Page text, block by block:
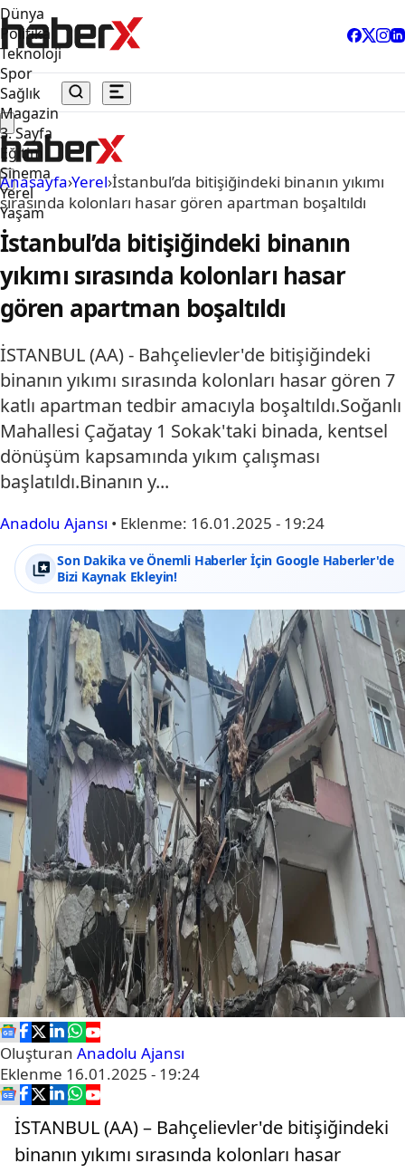
Dünya
Politika
Teknoloji
Spor
Sağlık
Magazin
3. Sayfa
Eğitim
Sinema
Yerel
Yaşam
Anasayfa›Yerel›İstanbul’da bitişiğindeki binanın yıkımı
sırasında kolonları hasar gören apartman boşaltıldı
İstanbul’da bitişiğindeki binanın
yıkımı sırasında kolonları hasar
gören apartman boşaltıldı
İSTANBUL (AA) - Bahçelievler'de bitişiğindeki
binanın yıkımı sırasında kolonları hasar gören 7
katlı apartman tedbir amacıyla boşaltıldı.Soğanlı
Mahallesi Çağatay 1 Sokak'taki binada, kentsel
dönüşüm kapsamında yıkım çalışması
başlatıldı.Binanın y...
Anadolu Ajansı • Eklenme: 16.01.2025 - 19:24
Son Dakika ve Önemli Haberler İçin Google Haberler'de
Bizi Kaynak Ekleyin!
Oluşturan Anadolu Ajansı
Eklenme 16.01.2025 - 19:24
İSTANBUL (AA) – Bahçelievler'de bitişiğindeki
binanın yıkımı sırasında kolonları hasar